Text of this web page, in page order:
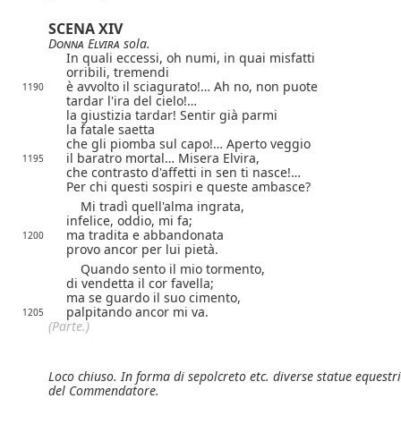
SCENA XIV
Donna Elvira sola.
In quali eccessi, oh numi, in quai misfatti
orribili, tremendi
1190
è avvolto il sciagurato!… Ah no, non puote
tardar l'ira del cielo!…
la giustizia tardar! Sentir già parmi
la fatale saetta
che gli piomba sul capo!… Aperto veggio
1195
il baratro mortal… Misera Elvira,
che contrasto d'affetti in sen ti nasce!…
Per chi questi sospiri e queste ambasce?
Mi tradì quell'alma ingrata,
infelice, oddio, mi fa;
1200
ma tradita e abbandonata
provo ancor per lui pietà.
Quando sento il mio tormento,
di vendetta il cor favella;
ma se guardo il suo cimento,
1205
palpitando ancor mi va.
(Parte.)
Loco chiuso. In forma di sepolcreto etc. diverse statue
del Commendatore.